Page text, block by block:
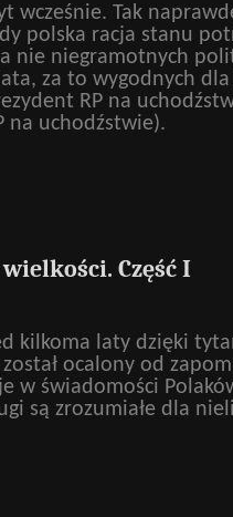
wcześnie. Tak
polska racja stanu
nie niegramotnych
za to wygodnych
RP na
na uchodźstwie).
Część I
kilkoma laty dzięki
ocalony od
w świadomości
są zrozumiałe dla